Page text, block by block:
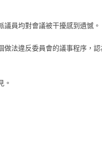
員均對會議被干擾感到遺憾。
做法違反委員會的議事程序，
。